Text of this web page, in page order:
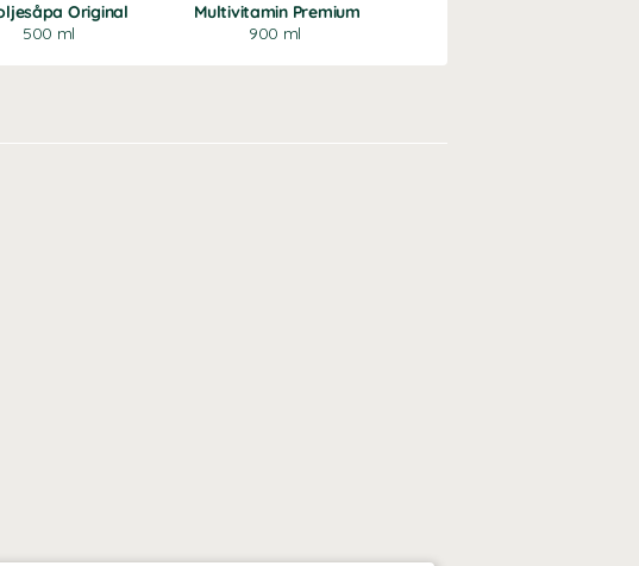
Original
500 ml
Multivitamin Premium
900 ml